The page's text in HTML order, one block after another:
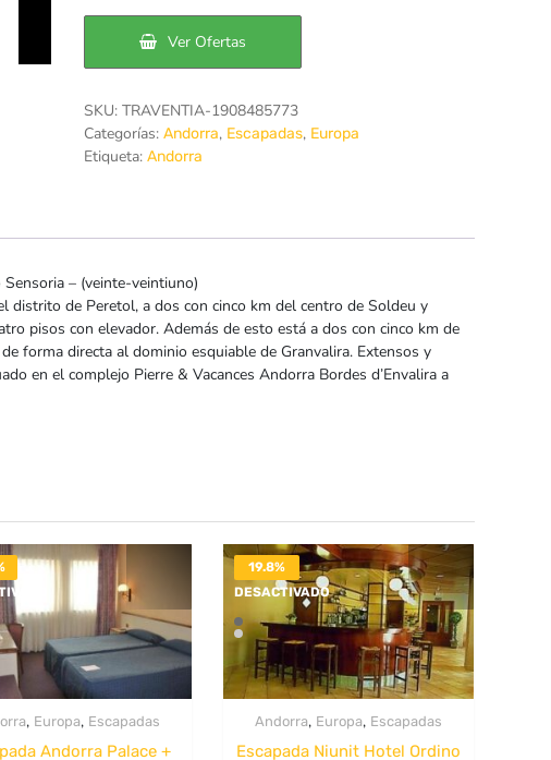
era:
94€.
es:
70€.
Ver Ofertas
SKU: TRAVENTIA-1908485773
Categorías: Andorra, Escapadas, Europa
Etiqueta: Andorra
– (veinte-veintiuno)
distrito de Peretol, a dos con cinco km del centro de Soldeu y
pisos con elevador. Además de esto está a dos con cinco km de
forma directa al dominio esquiable de Granvalira. Extensos y
en el complejo Pierre & Vacances Andorra Bordes d’Envalira a
, Europa, Escapadas
Andorra Palace +
19.8%
DESACTIVADO
Andorra, Europa, Escapadas
Escapada Niunit Hotel Ordino